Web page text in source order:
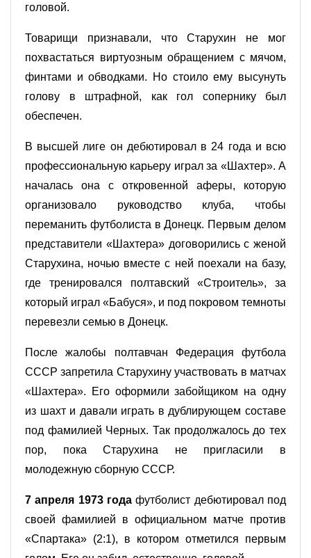
головой.
Товарищи признавали, что Старухин не мог
похвастаться виртуозным обращением с мячом,
финтами и обводками. Но стоило ему высунуть
голову в штрафной, как гол сопернику был
обеспечен.
В высшей лиге он дебютировал в 24 года и всю
профессиональную карьеру играл за «Шахтер». А
началась она с откровенной аферы, которую
организовало руководство клуба, чтобы
переманить футболиста в Донецк. Первым делом
представители «Шахтера» договорились с женой
Старухина, ночью вместе с ней поехали на базу,
где тренировался полтавский «Строитель», за
который играл «Бабуся», и под покровом темноты
перевезли семью в Донецк.
После жалобы полтавчан Федерация футбола
СССР запретила Старухину участвовать в матчах
«Шахтера». Его оформили забойщиком на одну
из шахт и давали играть в дублирующем составе
под фамилией Черных. Так продолжалось до тех
пор, пока Старухина не пригласили в
молодежную сборную СССР.
7 апреля 1973 годафутболист дебютировал под
своей фамилией в официальном матче против
«Спартака» (2:1), в котором отметился первым